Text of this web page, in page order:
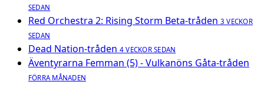
SEDAN
Red Orchestra 2: Rising Storm Beta-tråden 3 VECKOR
SEDAN
Dead Nation-tråden 4 VECKOR SEDAN
Äventyrarna Femman (5) - Vulkanöns Gåta-tråden
FÖRRA MÅNADEN